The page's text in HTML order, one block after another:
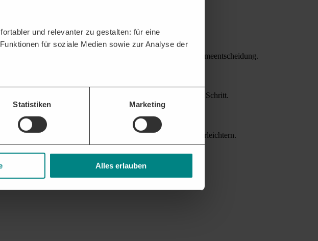
und relevanter zu gestalten: für eine
für soziale Medien sowie zur Analyse der
Statistiken Marketing
Alles erlauben
und potenziellen Bietern erleichtern die Teilnahmeentscheidung.
einreichen – die DTAD Plattform unterstützt Sie bei jedem Schritt.
zu auslaufenden Rahmenverträgen helfen die Akquise zu erleichtern.